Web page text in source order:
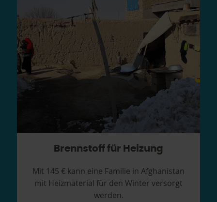
Brennstoff für Heizung
Mit 145 € kann eine Familie in Afghanistan
mit Heizmaterial für den Winter versorgt
werden.